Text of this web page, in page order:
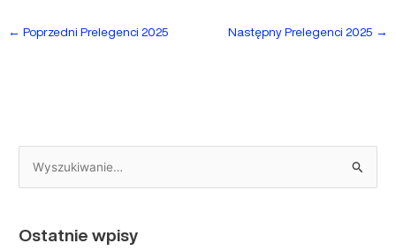
← Poprzedni Prelegenci 2025 Następny Prelegenci 2025 →
z
k
Ostatnie wpisy